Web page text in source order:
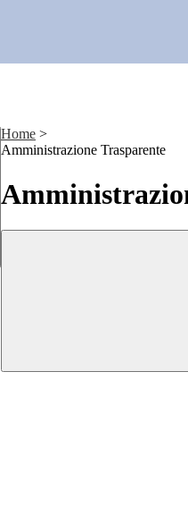
Home >
Amministrazione Trasparente